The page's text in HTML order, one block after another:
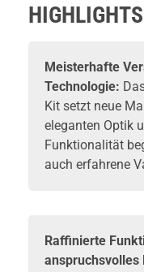
HIGHLIGHTS
Meisterhafte
Technologie:
Kit setzt neue
eleganten Optik
Funktionalität
auch erfahrene
Raffinierte
anspruchsvolles